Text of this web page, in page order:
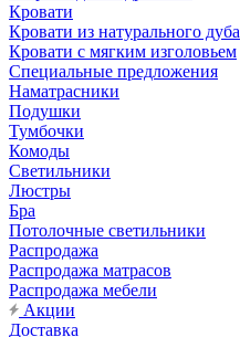
Кровати
Кровати из натурального дуба
Кровати с мягким изголовьем
Специальные предложения
Наматрасники
Подушки
Тумбочки
Комоды
Светильники
Люстры
Бра
Потолочные светильники
Распродажа
Распродажа матрасов
Распродажа мебели
Акции
Доставка